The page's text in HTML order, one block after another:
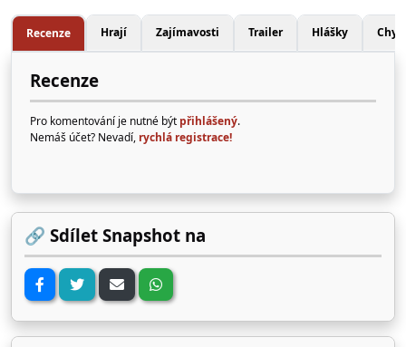
Recenze Hrají Zajímavosti Trailer Hlášky
Recenze
Pro komentování je nutné být přihlášený.
Nemáš účet? Nevadí, rychlá registrace!
🔗 Sdílet Snapshot na